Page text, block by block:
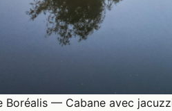
Boréalis — Cabane avec